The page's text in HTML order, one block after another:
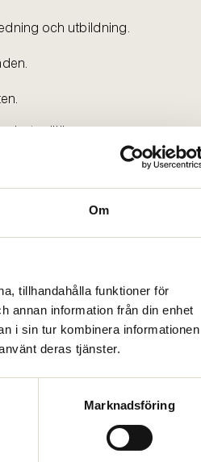
Om
tillhandahålla funktioner för
annan information från din enhet
i sin tur kombinera informationen
deras tjänster.
Marknadsföring
och utbildning.
utifrån evidensbaserad
ska bli nationellt reglerad,
sjukvårdens behov av